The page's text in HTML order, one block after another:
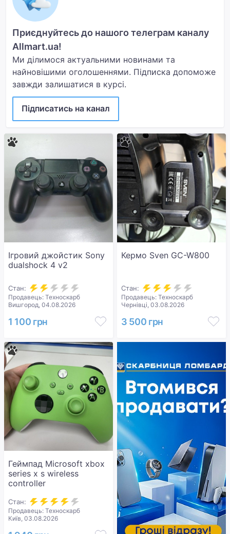
Ігровий джойстик Sony
dualshock 4 v2
Стан:
Продавець: Техноскарб
Вишгород, 04.08.2026
1 100 грн
Кермо Sven GC-W800
Стан:
Продавець: Техноскарб
Чернівці, 03.08.2026
3 500 грн
Геймпад Microsoft xbox
series x s wireless
controller
Стан:
Продавець: Техноскарб
Київ, 03.08.2026
Приєднуйтесь до нашого телеграм каналу
Allmart.ua!
Ми ділимося актуальними новинами та
найновішими оголошеннями. Підписка допоможе
завжди залишатися в курсі.
Підписатись на канал